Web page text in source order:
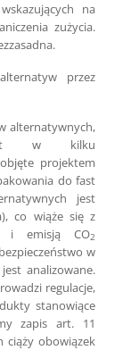
na
zużycia.
przez
alternatywnych,
w kilku
projektem
do fast
jest
co wiąże się z
i emisją CO2
w
analizowane.
regulacje,
stanowiące
zapis art. 11
ciąży obowiązek